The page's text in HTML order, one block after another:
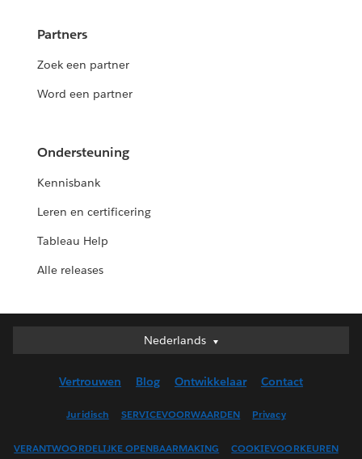
Partners
Zoek een partner
Word een partner
Ondersteuning
Kennisbank
Leren en certificering
Tableau Help
Alle releases
Nederlands
Nederlands
English (UK)
Français (Canada)
Vertrouwen Blog Ontwikkelaar Contact
Juridisch SERVICEVOORWAARDEN Privacy
VERANTWOORDELIJKE OPENBAARMAKING COOKIEVOORKEUREN